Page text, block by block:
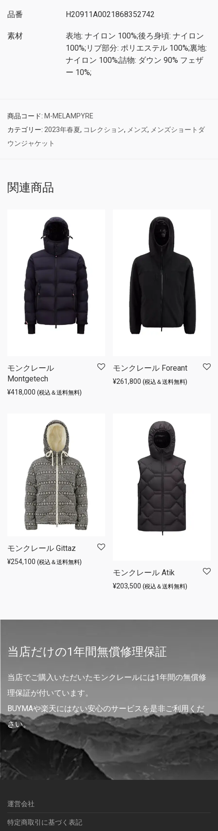
品番 H20911A0021868352742
素材
表地: ナイロン 100%;後ろ身頃: ナイロン
100%;リブ部分: ポリエステル 100%;裏地:
ナイロン 100%;詰物: ダウン 90% フェザ
ー 10%;
商品コード: M-MELAMPYRE
カテゴリー: 2023年春夏, コレクション, メンズ, メンズショートダ
ウンジャケット
関連商品
モンクレール
Montgetech
¥418,000 (税込＆送料無料)
モンクレール Foreant
¥261,800 (税込＆送料無料)
モンクレール Gittaz
¥254,100 (税込＆送料無料)
モンクレール Atik
¥203,500 (税込＆送料無料)
当店だけの1年間無償修理保証
当店でご購入いただいたモンクレールには1年間の無償修
理保証が付いています。
BUYMAや楽天にはない安心のサービスを是非ご利用くだ
さい。
運営会社
特定商取引に基づく表記